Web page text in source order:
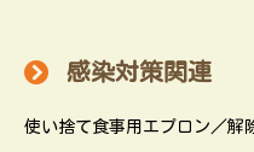
感染対策関連
使い捨て食事用エプロン／解